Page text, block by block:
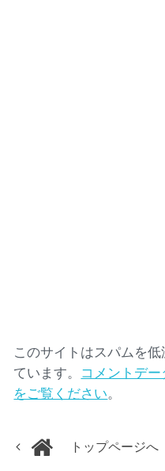
このサイトはスパムを
ています。 コメントデ
をご覧ください。
トップページへ